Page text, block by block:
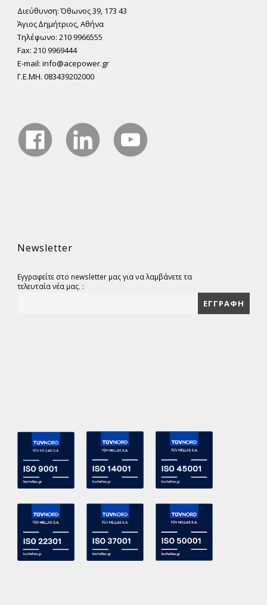
Διεύθυνση: Όθωνος 39, 173 43
Άγιος ∆ηµήτριος, Αθήνα
Τηλέφωνο: 210 9966555
Fax: 210 9969444
E-mail: info@acepower.gr
Γ.Ε.ΜΗ. 083439202000
Newsletter
Εγγραφείτε στο newsletter μας για να λαμβάνετε τα
τελευταία νέα μας. :